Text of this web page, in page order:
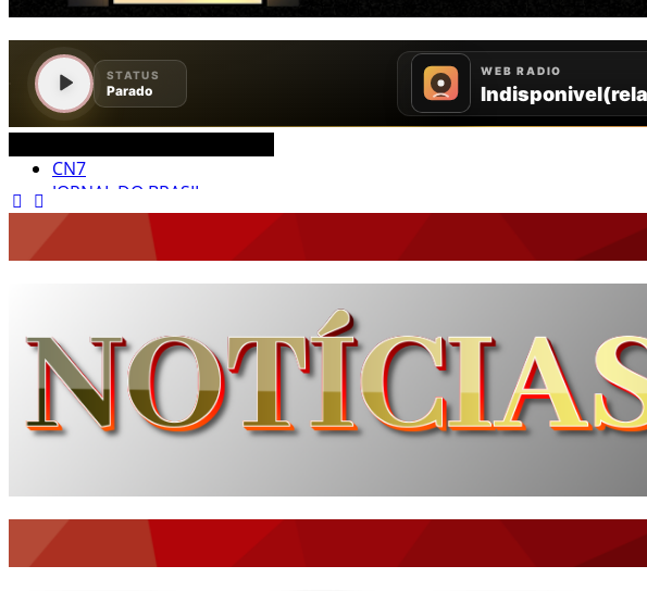
JORNAL DO BRASIL
CNN BRASIL
CBN GLOBO
RÁDIO AGÊNCIA
NOTÍCIAS AO MINUTO
ACONTECEU...VIROU MANCHETE!
DIÁRIO DO NORDESTE - ÚLTIMA HORA
PODCAST - PONTO DE VISTA
BRASIL DE FATO - ÚLTIMAS NOTÍCIAS
NOTÍCIAS DESTAQUE DO DIA
BRASIL NOTÍCIAS
BRASIL MUNDO AO VIVO
O MUNDO É NOTÍCIA